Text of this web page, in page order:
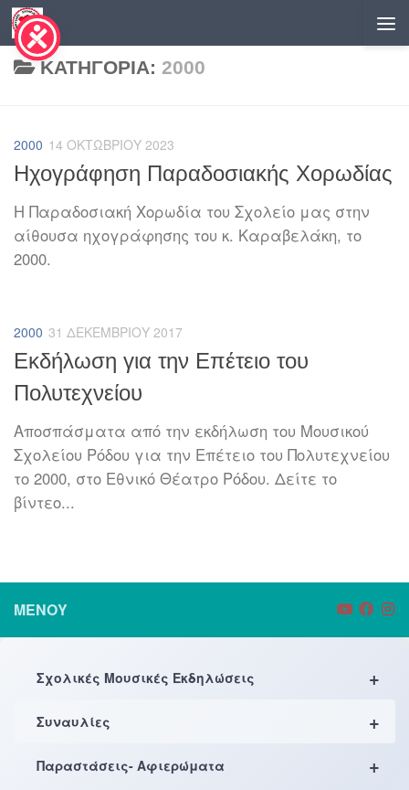
Skip to content
ΚΑΤΗΓΟΡΊΑ: 2000
2000 14 ΟΚΤΩΒΡΊΟΥ 2023
Ηχογράφηση Παραδοσιακής Χορωδίας
Η Παραδοσιακή Χορωδία του Σχολείο μας στην
αίθουσα ηχογράφησης του κ. Καραβελάκη, το
2000.
2000 31 ΔΕΚΕΜΒΡΊΟΥ 2017
Εκδήλωση για την Επέτειο του
Πολυτεχνείου
Αποσπάσματα από την εκδήλωση του Μουσικού
Σχολείου Ρόδου για την Επέτειο του Πολυτεχνείου
το 2000, στο Εθνικό Θέατρο Ρόδου. Δείτε το
βίντεο...
ΜΕΝΟΎ
+
Σχολικές Μουσικές Εκδηλώσεις
+
Συναυλίες
+
Παραστάσεις- Αφιερώματα